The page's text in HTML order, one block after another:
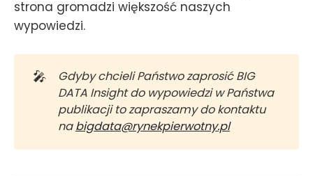
strona gromadzi większość naszych
wypowiedzi.
🎤
Gdyby chcieli Państwo zaprosić BIG
DATA Insight do wypowiedzi w Państwa
publikacji to zapraszamy do kontaktu
na bigdata@rynekpierwotny.pl